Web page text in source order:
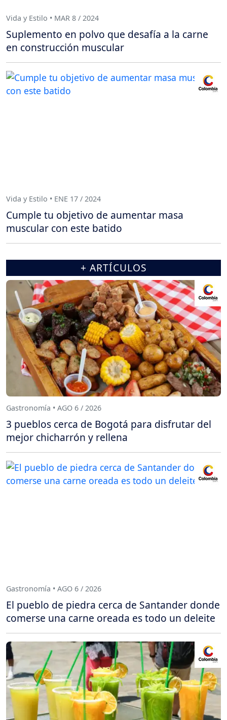
Vida y Estilo • MAR 8 / 2024
Suplemento en polvo que desafía a la carne
en construcción muscular
Vida y Estilo • ENE 17 / 2024
Cumple tu objetivo de aumentar masa
muscular con este batido
+ ARTÍCULOS
Gastronomía • AGO 6 / 2026
3 pueblos cerca de Bogotá para disfrutar del
mejor chicharrón y rellena
Gastronomía • AGO 6 / 2026
El pueblo de piedra cerca de Santander donde
comerse una carne oreada es todo un deleite